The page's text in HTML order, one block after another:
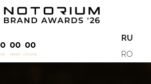
00
минут
00
секунд
RU
RO